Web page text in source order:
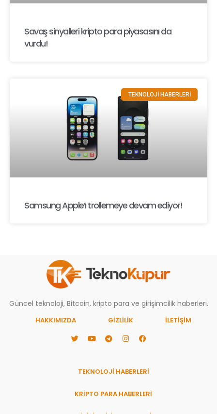
Savaş sinyalleri kripto para piyasasını da
vurdu!
TEKNOLOJİ HABERLERİ
Samsung Apple’ı trollemeye devam ediyor!
Güncel teknoloji, Bitcoin, kripto para ve girişimcilik haberleri.
HAKKIMIZDA GIZLILIK İLETİŞİM
TEKNOLOJİ HABERLERİ
KRİPTO PARA HABERLERİ